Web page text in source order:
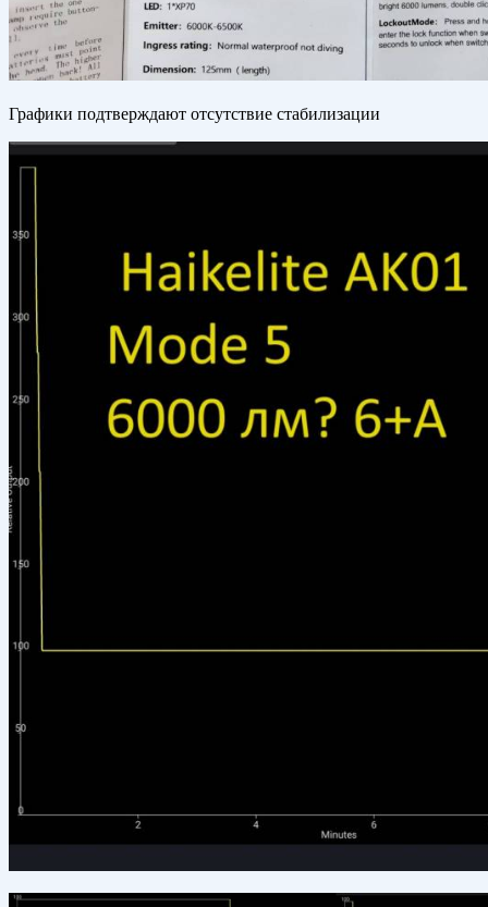
Графики подтверждают отсутствие стабилизации